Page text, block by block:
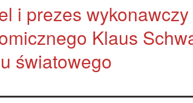
i prezes wykonawczy
Klaus
światowego